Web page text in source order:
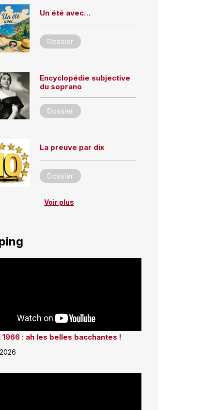
Un été avec…
Dossier
Encyclopédie subjective
du soprano
Dossier
La preuve par dix
Dossier
Voir plus
1966 : ah les belles bacchantes !